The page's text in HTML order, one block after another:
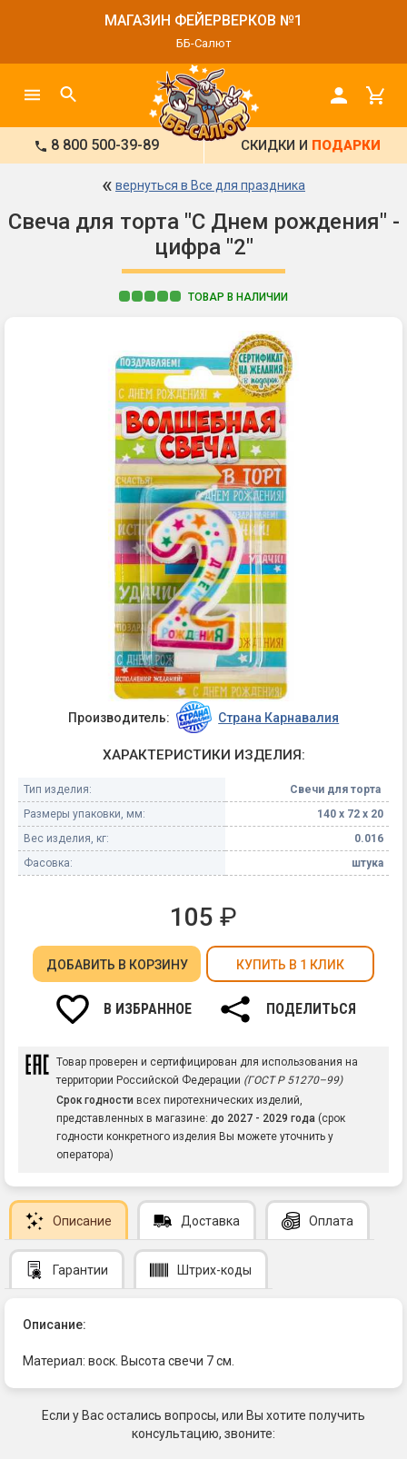
МАГАЗИН ФЕЙЕРВЕРКОВ №1
ББ-Салют
8 800 500-39-89 СКИДКИ И ПОДАРКИ
« вернуться в Все для праздника
Свеча для торта "С Днем рождения" -
цифра "2"
ТОВАР В НАЛИЧИИ
Производитель: Страна Карнавалия
ХАРАКТЕРИСТИКИ ИЗДЕЛИЯ:
Тип изделия:
Свечи для торта
Размеры упаковки, мм:
140 х 72 х 20
Вес изделия, кг:
0.016
Фасовка:
штука
105 ₽
ДОБАВИТЬ В КОРЗИНУ КУПИТЬ В 1 КЛИК
В ИЗБРАННОЕ ПОДЕЛИТЬСЯ
Товар проверен и сертифицирован для использования на
территории Российской Федерации (ГОСТ Р 51270–99)
Срок годности всех пиротехнических изделий,
представленных в магазине: до 2027 - 2029 года (срок
годности конкретного изделия Вы можете уточнить у
оператора)
Описание Доставка Оплата
Гарантии Штрих-коды
Описание:
Материал: воск. Высота свечи 7 см.
Если у Вас остались вопросы, или Вы хотите получить
консультацию, звоните: